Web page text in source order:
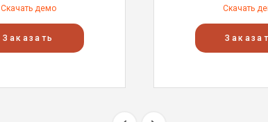
Скачать демо
Заказать
Скачать